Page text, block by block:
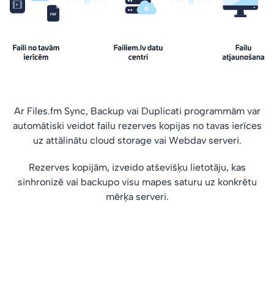
Ar Files.fm Sync, Backup vai Duplicati programmām var
automātiski veidot failu rezerves kopijas no tavas ierīces
uz attālinātu cloud storage vai Webdav serveri.
Rezerves kopijām, izveido atševišķu lietotāju, kas
sinhronizē vai backupo visu mapes saturu uz konkrētu
mērķa serveri.